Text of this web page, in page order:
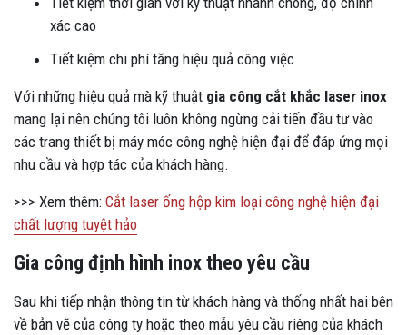
xác cao
Tiết kiệm chi phí tăng hiệu quả công việc
Với những hiệu quả mà kỹ thuật gia công cắt khắc laser inox
mang lại nên chúng tôi luôn không ngừng cải tiến đầu tư vào
các trang thiết bị máy móc công nghệ hiện đại để đáp ứng mọi
nhu cầu và hợp tác của khách hàng.
>>> Xem thêm: Cắt laser ống hộp kim loại công nghệ hiện đại
chất lượng tuyệt hảo
Gia công định hình inox theo yêu cầu
Sau khi tiếp nhận thông tin từ khách hàng và thống nhất hai bên
về bản vẽ của công ty hoặc theo mẫu yêu cầu riêng của khách